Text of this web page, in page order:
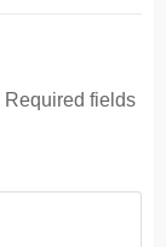
Required fields